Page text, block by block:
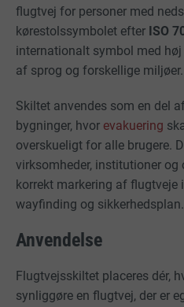
flugtvej for personer med
kørestolssymbolet efter ISO
internationalt symbol med
af sprog og forskellige miljøer.
Skiltet anvendes som en del
bygninger, hvor evakuering
overskueligt for alle brugere.
virksomheder, institutioner
korrekt markering af flugtveje
wayfinding og sikkerhedsplan.
Anvendelse
Flugtvejsskiltet placeres dér,
synliggøre en flugtvej, der er